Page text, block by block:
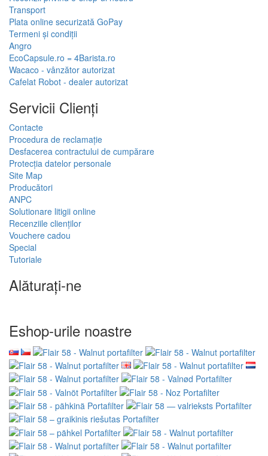
Transport
Plata online securizată GoPay
Termeni și condiții
Angro
EcoCapsule.ro = 4Barista.ro
Wacaco - vânzător autorizat
Cafelat Robot - dealer autorizat
Servicii Clienţi
Contacte
Procedura de reclamație
Desfacerea contractului de cumpărare
Protecția datelor personale
Site Map
Producători
ANPC
Solutionare litigii online
Recenziile clienților
Vouchere cadou
Special
Tutoriale
Alăturați-ne
Eshop-urile noastre